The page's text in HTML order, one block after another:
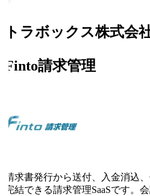
ラボックス株式会社
請求管理
求書発行から送付、入金消込、
結できる請求管理SaaSです。会